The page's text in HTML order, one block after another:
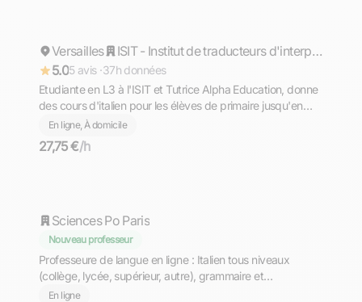
Répond rapidement
Versailles
ISIT - Institut de traducteurs d'interprètes et de relations internationales
5.05 avis ·37h données
Etudiante en L3 à l'ISIT et Tutrice Alpha Education, donne
des cours d'italien pour les élèves de primaire jusqu'en
études supèrieures. N'hésitez pas à me contacter en cas
de demande particulière, je serai ravie d'y répondre.
En ligne, À domicile
27,75 €/h
Sciences Po Paris
Nouveau professeur
Professeure de langue en ligne : Italien tous niveaux
(collège, lycée, supérieur, autre), grammaire et
conversation
En ligne